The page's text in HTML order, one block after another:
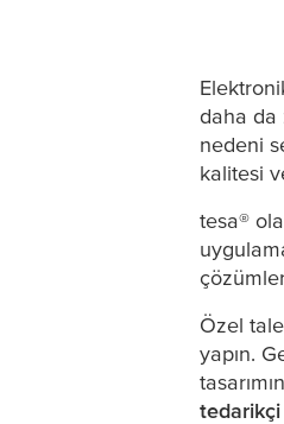
daha da
nedeni
kalitesi
tesa®
Özel
yapın.
tedarikçi